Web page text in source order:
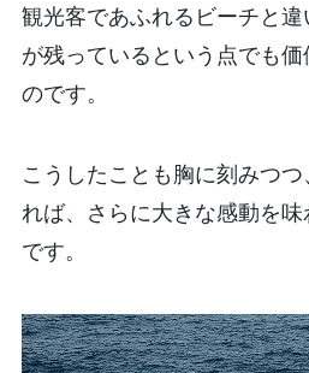
観光客であふれるビーチと
が残っているという点でも
のです。
こうしたことも胸に刻みつ
れば、さらに大きな感動を味
です。